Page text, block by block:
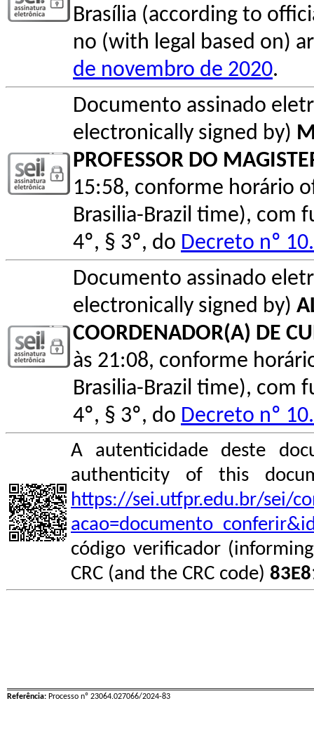
Brasília (according to
no (with legal based on)
de novembro de 2020.
Documento assinado
electronically signed by)
PROFESSOR DO
15:58, conforme horário
Brasilia-Brazil time), com
4º, § 3º, do Decreto nº
Documento assinado
electronically signed by)
COORDENADOR(A) DE
às 21:08, conforme
Brasilia-Brazil time), com
4º, § 3º, do Decreto nº
A autenticidade deste
authenticity of this
https://sei.utfpr.edu.br/sei/
código verificador
CRC (and the CRC code)
Referência: Processo nº 23064.027066/2024-83